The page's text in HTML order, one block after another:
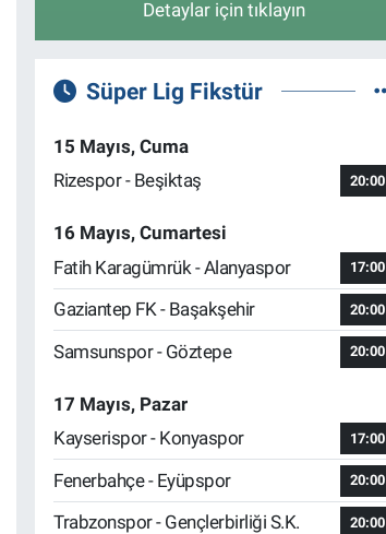
Detaylar için tıklayın
Süper Lig Fikstür
15 Mayıs, Cuma
Rizespor - Beşiktaş
20:00
16 Mayıs, Cumartesi
Fatih Karagümrük - Alanyaspor
17:00
Gaziantep FK - Başakşehir 20:00
Samsunspor - Göztepe 20:00
17 Mayıs, Pazar
Kayserispor - Konyaspor
17:00
Fenerbahçe - Eyüpspor 20:00
Trabzonspor - Gençlerbirliği S.K. 20:00